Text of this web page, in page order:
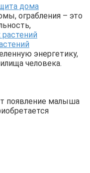
дома
ограбления – это
энергетику,
человека.
появление малыша